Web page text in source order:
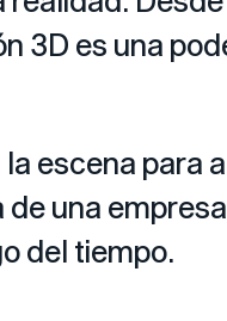
3D es una
escena para
una
del tiempo.